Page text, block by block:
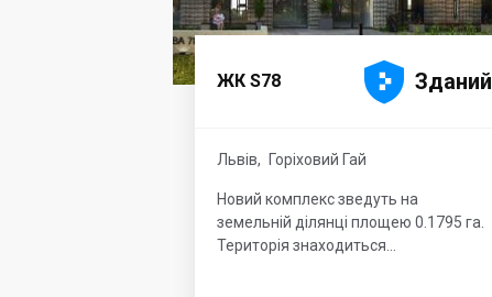
ЖК S78 



 Зданий
Львів, Горіховий Гай
Новий комплекс зведуть на
земельній ділянці площею 0.1795 га.
Територія знаходиться...